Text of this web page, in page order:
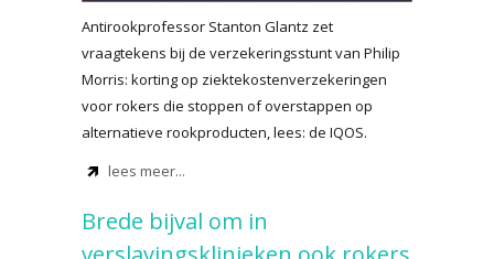
Antirookprofessor Stanton Glantz zet
vraagtekens bij de verzekeringsstunt van Philip
Morris: korting op ziektekostenverzekeringen
voor rokers die stoppen of overstappen op
alternatieve rookproducten, lees: de IQOS.
lees meer...
Brede bijval om in